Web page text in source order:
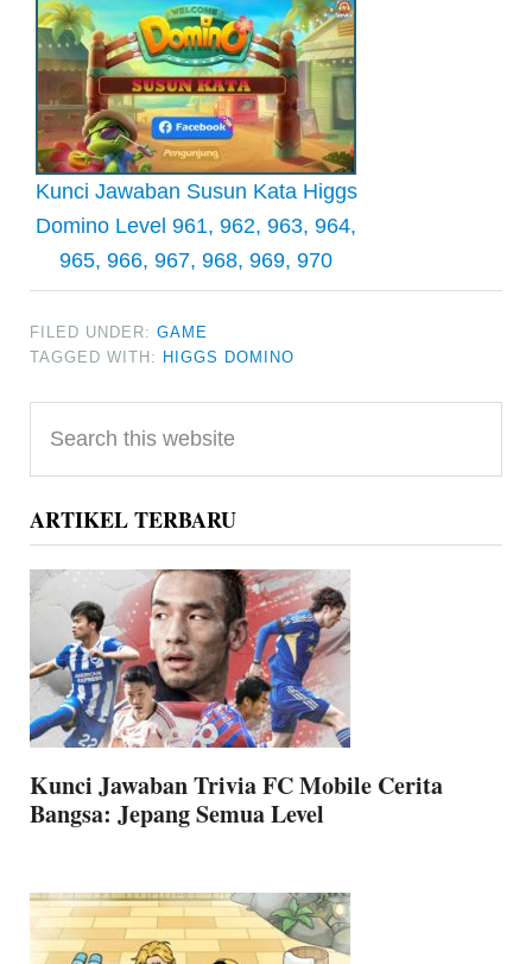
Kunci Jawaban Susun Kata Higgs
Domino Level 961, 962, 963, 964,
965, 966, 967, 968, 969, 970
FILED UNDER:GAME
TAGGED WITH: HIGGS DOMINO
Primary
Sidebar
this
website
ARTIKEL TERBARU
Kunci Jawaban Trivia FC Mobile Cerita
Bangsa: Jepang Semua Level